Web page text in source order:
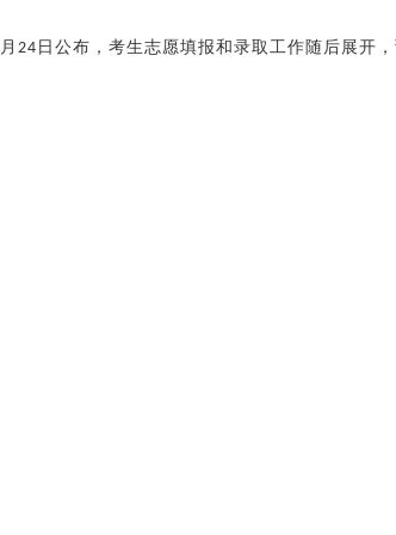
月 24 日公布，考生志愿填报和录取工作随后展开